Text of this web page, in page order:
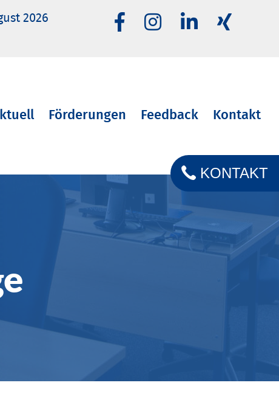
2026
Förderungen Feedback Kontakt
KONTAKT